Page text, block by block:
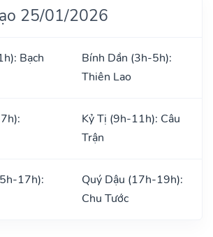
25/01/2026
Bạch
Bính Dần (3h-5h):
Thiên Lao
Kỷ Tị (9h-11h): Câu
Trận
17h):
Quý Dậu (17h-19h):
Chu Tước